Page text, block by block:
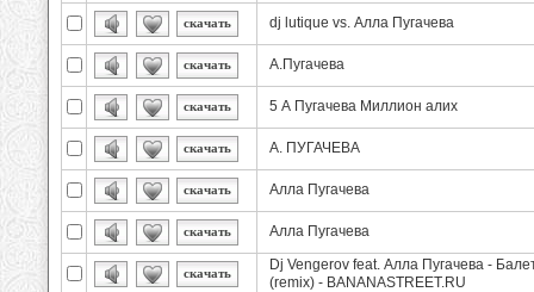
скачать dj lutique vs. Алла Пугачева
скачать А.Пугачева
скачать 5 А Пугачева Миллион алих
скачать А. ПУГАЧЕВА
скачать Алла Пугачева
скачать Алла Пугачева
скачать
Dj Vengerov feat. Алла Пугачева -
(remix) - BANANASTREET.RU